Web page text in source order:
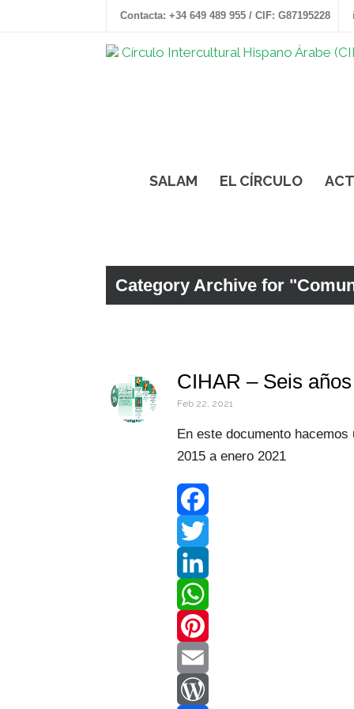
Contacta: +34 649 489 955 / CIF: G87195228
SALAM EL CÍRCULO
Category Archive for
CIHAR – Seis
Feb 22, 2021
En este documento
2015 a enero 2021
F
a
c
e
b
o
T
w
t
t
L
n
k
W
h
a
P
E